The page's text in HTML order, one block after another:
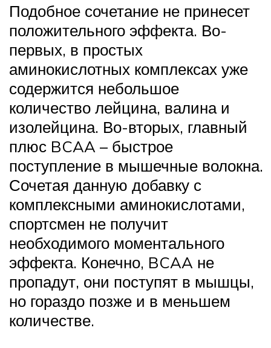
Подобное сочетание не принесет
положительного эффекта. Во-
первых, в простых
аминокислотных комплексах уже
содержится небольшое
количество лейцина, валина и
изолейцина. Во-вторых, главный
плюс BCAA – быстрое
поступление в мышечные волокна.
Сочетая данную добавку с
комплексными аминокислотами,
спортсмен не получит
необходимого моментального
эффекта. Конечно, BCAA не
пропадут, они поступят в мышцы,
но гораздо позже и в меньшем
количестве.